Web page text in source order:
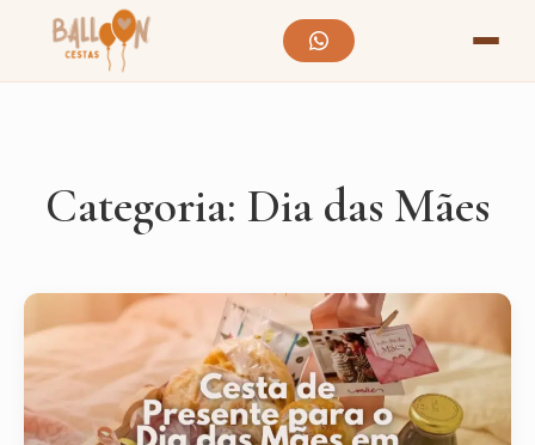
Categoria: Dia das Mães